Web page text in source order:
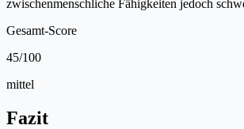
zwischenmenschliche Fähigkeiten jedoch
Gesamt-Score
45/100
mittel
Fazit